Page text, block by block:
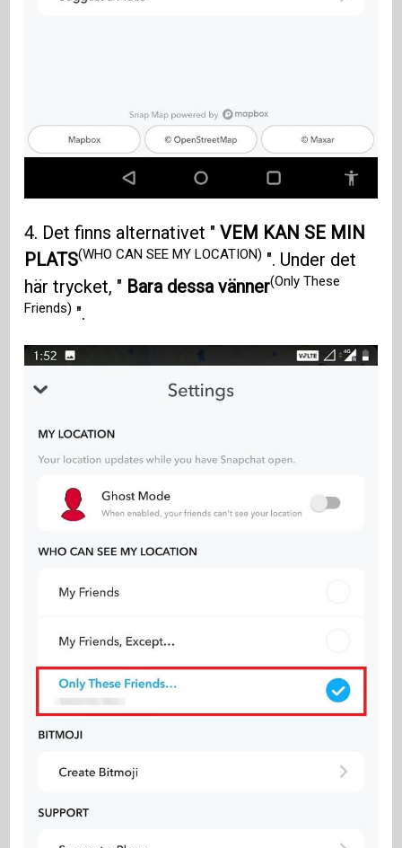
4. Det finns alternativet "VEM KAN SE MIN
PLATS(WHO CAN SEE MY LOCATION) ". Under det
här trycket, " Bara dessa vänner(Only These
Friends) ".